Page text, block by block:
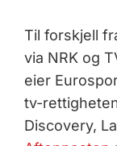
Til forskjell
via NRK og
eier
tv-
Discovery,